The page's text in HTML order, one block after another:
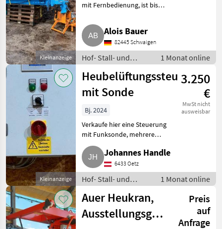
Kleinanzeige
mit Fernbedienung, ist bis
gewesen. Ca. 6 m Teleskop, 1, 8
m Spur. Bei Fragen bitte
melden. Hof- Stall- und Weid
Alois Bauer
82445 Schwaigen
Hof- Stall- und
Weidetechnik /
Heutechnik
1 Monat online
Kleinanzeige
Heubelüftungssteuerung
mit Sonde
3.250
€
MwSt nicht
ausweisbar
Bj. 2024
Verkaufe hier eine Steuerung
mit Funksonde, mehrere
Funktionen, Handbetrieb,
Auto1 Intervall, Auto2
Programm mit Sonde, 1 Jahr im
Betrieb, Verkaufsgrund: Neue
Steuer
Johannes Handle
6433 Oetz
Hof- Stall- und
Weidetechnik /
Heutechnik
1 Monat online
Auer Heukran,
Ausstellungsgerät,
Preis
auf
Anfrage